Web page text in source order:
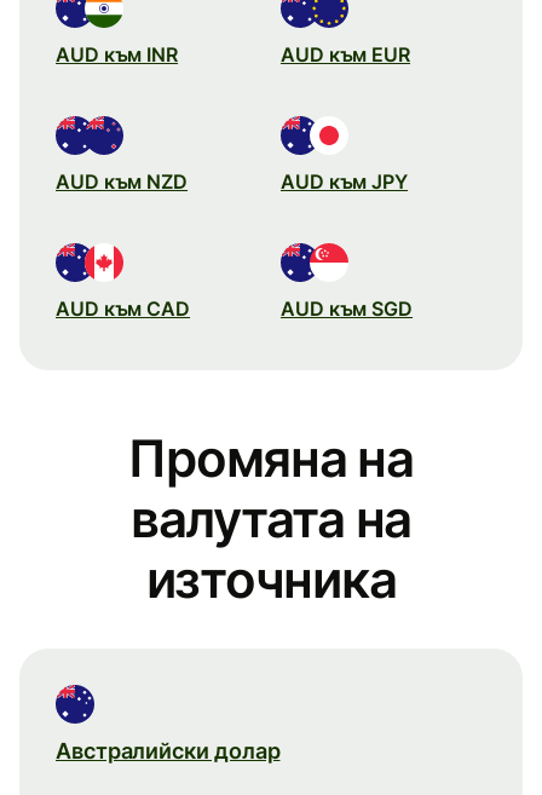
AUD към INR AUD към EUR
AUD към NZD AUD към JPY
AUD към CAD AUD към SGD
Промяна на
валутата на
източника
Австралийски долар